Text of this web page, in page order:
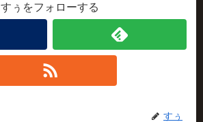
すぅをフォローする
すぅ